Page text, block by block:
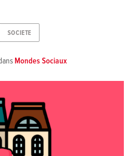
SOCIETE
Mondes Sociaux